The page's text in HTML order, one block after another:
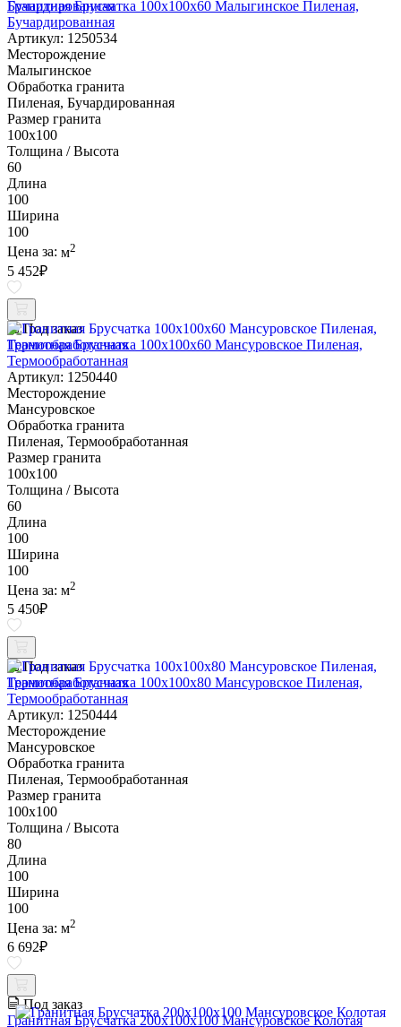
Гранитная Брусчатка 100х100x60 Малыгинское Пиленая,
Бучардированная
Артикул: 1250534
Месторождение
Малыгинское
Обработка гранита
Пиленая, Бучардированная
Размер гранита
100х100
Толщина / Высота
60
Длина
100
Ширина
100
Цена за: м2
5 452₽
Под заказ
Гранитная Брусчатка 100х100x60 Мансуровское Пиленая,
Термообработанная
Артикул: 1250440
Месторождение
Мансуровское
Обработка гранита
Пиленая, Термообработанная
Размер гранита
100х100
Толщина / Высота
60
Длина
100
Ширина
100
Цена за: м2
5 450₽
Под заказ
Гранитная Брусчатка 100х100x80 Мансуровское Пиленая,
Термообработанная
Артикул: 1250444
Месторождение
Мансуровское
Обработка гранита
Пиленая, Термообработанная
Размер гранита
100х100
Толщина / Высота
80
Длина
100
Ширина
100
Цена за: м2
6 692₽
Под заказ
Гранитная Брусчатка 200х100x100 Мансуровское Колотая